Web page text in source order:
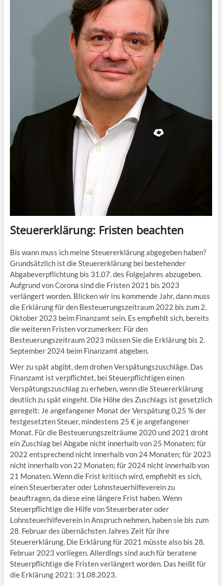
Steuererklärung: Fristen beachten
Bis wann muss ich meine Steuererklärung abgegeben haben?
Grundsätzlich ist die Steuererklärung bei bestehender
Abgabeverpflichtung bis 31.07. des Folgejahres abzugeben.
Aufgrund von Corona sind die Fristen 2021 bis 2023
verlängert worden. Blicken wir ins kommende Jahr, dann muss
die Erklärung für den Besteuerungszeitraum 2022 bis zum 2.
Oktober 2023 beim Finanzamt sein. Es empfiehlt sich, bereits
die weiteren Fristen vorzumerken: Für den
Besteuerungszeitraum 2023 müssen Sie die Erklärung bis 2.
September 2024 beim Finanzamt abgeben.
Wer zu spät abgibt, dem drohen Verspätungszuschläge. Das
Finanzamt ist verpflichtet, bei Steuerpflichtigen einen
Verspätungszuschlag zu erheben, wenn die Steuererklärung
deutlich zu spät eingeht. Die Höhe des Zuschlags ist gesetzlich
geregelt: Je angefangener Monat der Verspätung 0,25 % der
festgesetzten Steuer, mindestens 25 € je angefangener
Monat. Für die Besteuerungszeiträume 2020 und 2021 droht
ein Zuschlag bei Abgabe nicht innerhalb von 25 Monaten; für
2022 entsprechend nicht innerhalb von 24 Monaten; für 2023
nicht innerhalb von 22 Monaten; für 2024 nicht innerhalb von
21 Monaten. Wenn die Frist kritisch wird, empfiehlt es sich,
einen Steuerberater oder Lohnsteuerhilfeverein zu
beauftragen, da diese eine längere Frist haben. Wenn
Steuerpflichtige die Hilfe von Steuerberater oder
Lohnsteuerhilfeverein in Anspruch nehmen, haben sie bis zum
28. Februar des übernächsten Jahres Zeit für ihre
Steuererklärung. Die Erklärung für 2021 müsste also bis 28.
Februar 2023 vorliegen. Allerdings sind auch für beratene
Steuerpflichtige die Fristen verlängert worden. Das heißt für
die Erklärung 2021: 31.08.2023.